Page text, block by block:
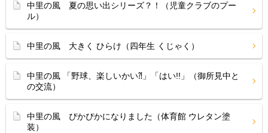
中里の風 夏の思い出シリーズ？！（児童クラブのプー
ル）
中里の風 大きく ひらけ（四年生 くじゃく）
中里の風 「野球、楽しいかい⁈」「はい!!」（御所見中と
の交流）
中里の風 ぴかぴかになりました（体育館 ウレタン塗
装）